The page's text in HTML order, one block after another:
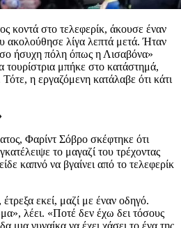
κοντά στο τελεφερίκ, άκουσε έναν
ακολούθησε λίγα λεπτά μετά. Ήταν
ήσυχη πόλη όπως η Λισαβόνα»
τουρίστρια μπήκε στο κατάστημά,
Τότε, η εργαζόμενη κατάλαβε ότι κάτι
Φαρίντ Σόβρο σκέφτηκε ότι
το μαγαζί του τρέχοντας
καπνό να βγαίνει από το τελεφερίκ
εκεί, μαζί με έναν οδηγό.
λέει. «Ποτέ δεν έχω δει τόσους
μια γυναίκα να έχει χάσει το ένα της